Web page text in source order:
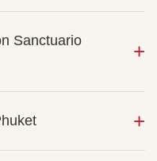
Sanctuario